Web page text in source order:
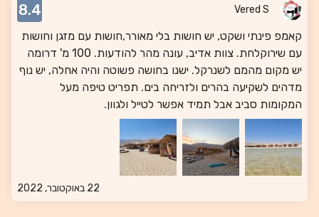
Vered S
8.4
קאמפ פינתי ושקט, יש חושות בלי מאורר,חושות עם מזגן וחושות
עם שירוקלחת. צוות אדיב, עונה מהר להודעות. 100 מ' דרומה
יש מקום מהמם לשנרקל. ישנו בחושה פשוטה והיה אחלה, יש נוף
מדהים לשקיעה בהרים ולזריחה בים. תפריט טיפה מעל
המקומות סביב אבל תמיד אפשר לטייל ולגוון.
22 באוקטובר, 2022